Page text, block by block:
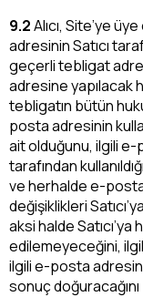
9.2Alıcı, Site’ye
adresinin Satıcı
geçerli tebligat
adresine yapılacak
tebligatın bütün
posta adresinin
ait olduğunu, ilgili
tarafından
ve herhalde e-
değişiklikleri
aksi halde
edilemeyeceğini,
ilgili e-posta
sonuç